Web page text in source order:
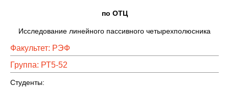
по ОТЦ
Исследование линейного пассивного четырехполюсника
Факультет: РЭФ
Группа: РТ5-52
Студенты: